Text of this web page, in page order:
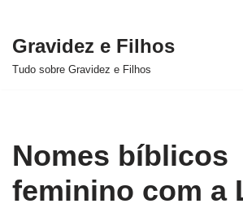
Pular
Gravidez e Filhos
Tudo sobre Gravidez e Filhos
Nomes bíblicos
feminino com a